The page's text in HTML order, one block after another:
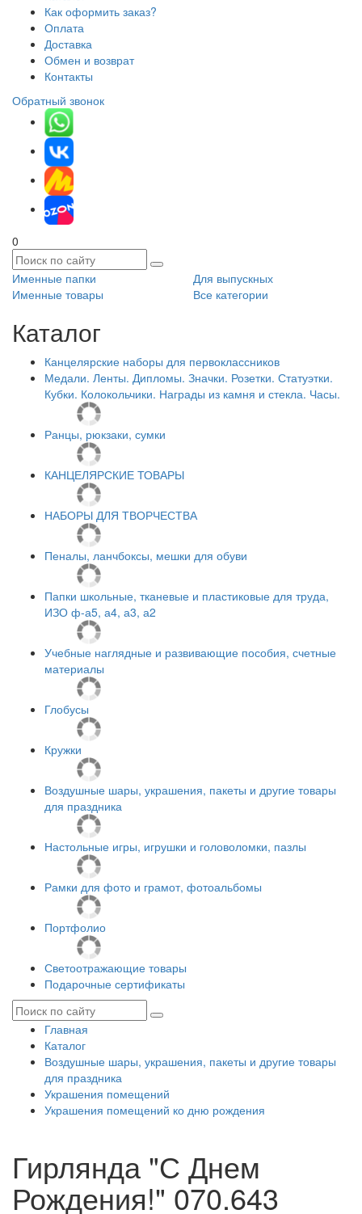
Как оформить заказ?
Оплата
Доставка
Обмен и возврат
Контакты
Обратный звонок
0
Именные папки
Для выпускных
Именные товары
Все категории
Каталог
Канцелярские наборы для первоклассников
Медали. Ленты. Дипломы. Значки. Розетки. Статуэтки.
Кубки. Колокольчики. Награды из камня и стекла. Часы.
Ранцы, рюкзаки, сумки
КАНЦЕЛЯРСКИЕ ТОВАРЫ
НАБОРЫ ДЛЯ ТВОРЧЕСТВА
Пеналы, ланчбоксы, мешки для обуви
Папки школьные, тканевые и пластиковые для труда,
ИЗО ф-а5, а4, а3, а2
Учебные наглядные и развивающие пособия, счетные
материалы
Глобусы
Кружки
Воздушные шары, украшения, пакеты и другие товары
для праздника
Настольные игры, игрушки и головоломки, пазлы
Рамки для фото и грамот, фотоальбомы
Портфолио
Светоотражающие товары
Подарочные сертификаты
Главная
Каталог
Воздушные шары, украшения, пакеты и другие товары
для праздника
Украшения помещений
Украшения помещений ко дню рождения
Гирлянда "С Днем
Рождения!" 070.643